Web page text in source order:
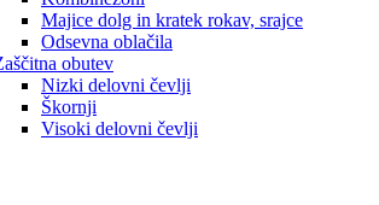
Majice dolg in kratek rokav, srajce
Odsevna oblačila
obutev
Nizki delovni čevlji
Škornji
Visoki delovni čevlji